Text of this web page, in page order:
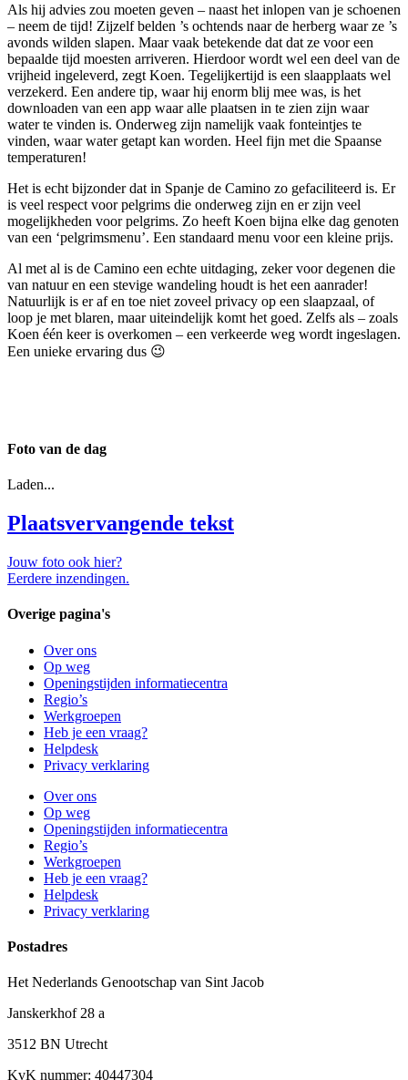
Als hij advies zou moeten geven – naast het inlopen van je schoenen
– neem de tijd! Zijzelf belden ’s ochtends naar de herberg waar ze ’s
avonds wilden slapen. Maar vaak betekende dat dat ze voor een
bepaalde tijd moesten arriveren. Hierdoor wordt wel een deel van de
vrijheid ingeleverd, zegt Koen. Tegelijkertijd is een slaapplaats wel
verzekerd. Een andere tip, waar hij enorm blij mee was, is het
downloaden van een app waar alle plaatsen in te zien zijn waar
water te vinden is. Onderweg zijn namelijk vaak fonteintjes te
vinden, waar water getapt kan worden. Heel fijn met die Spaanse
temperaturen!
Het is echt bijzonder dat in Spanje de Camino zo gefaciliteerd is. Er
is veel respect voor pelgrims die onderweg zijn en er zijn veel
mogelijkheden voor pelgrims. Zo heeft Koen bijna elke dag genoten
van een ‘pelgrimsmenu’. Een standaard menu voor een kleine prijs.
Al met al is de Camino een echte uitdaging, zeker voor degenen die
van natuur en een stevige wandeling houdt is het een aanrader!
Natuurlijk is er af en toe niet zoveel privacy op een slaapzaal, of
loop je met blaren, maar uiteindelijk komt het goed. Zelfs als – zoals
Koen één keer is overkomen – een verkeerde weg wordt ingeslagen.
Een unieke ervaring dus 😉
Foto van de dag
Laden...
Plaatsvervangende tekst
Jouw foto ook hier?
Eerdere inzendingen.
Overige pagina's
Over ons
Op weg
Openingstijden informatiecentra
Regio’s
Werkgroepen
Heb je een vraag?
Helpdesk
Privacy verklaring
Over ons
Op weg
Openingstijden informatiecentra
Regio’s
Werkgroepen
Heb je een vraag?
Helpdesk
Privacy verklaring
Postadres
Het Nederlands Genootschap van Sint Jacob
Janskerkhof 28 a
3512 BN Utrecht
KvK nummer: 40447304